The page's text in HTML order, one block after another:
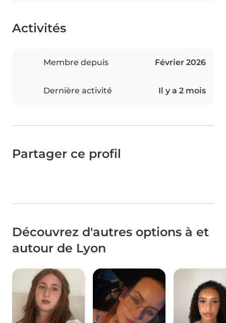
Activités
Membre depuis Février 2026
Dernière activité Il y a 2 mois
Partager ce profil
Découvrez d'autres options à et
autour de Lyon